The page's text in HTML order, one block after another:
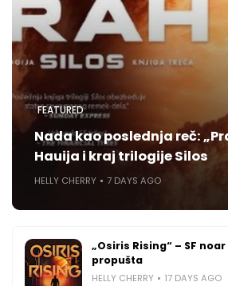
FEATURED
Nada kao poslednja reč:
Hauija i kraj trilogije Silos
HELLY CHERRY 7 DAYS AGO
„Osiris Rising“ – SF
propušta
HELLY CHERRY 17 DAYS AGO